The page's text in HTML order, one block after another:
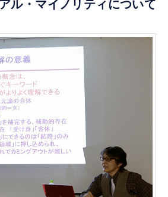
ル・マイノリティについて